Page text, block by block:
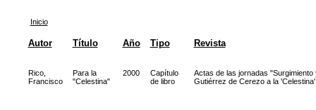
Inicio
Autor Título Año Tipo Revista
Rico,
Francisco
Para la
"Celestina"
2000
Capítulo
de libro
Actas de las jornadas
Gutiérrez de Cerezo a la